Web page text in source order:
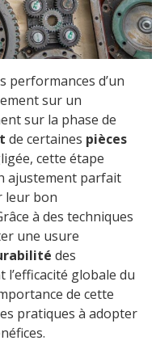
performances d’un
sur un
sur la phase de
de certaines pièces
cette étape
ajustement parfait
leur bon
à des techniques
une usure
des
globale du
de cette
pratiques à adopter